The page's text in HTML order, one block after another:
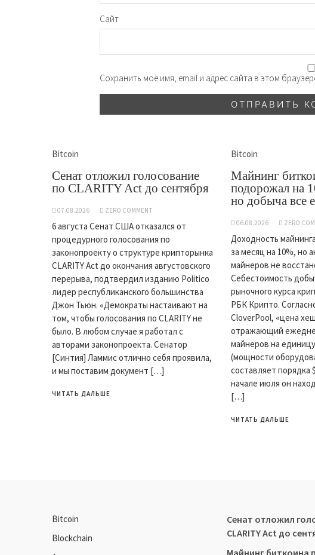
Сайт
Сохранить моё имя, email и адрес сайта в этом
Bitcoin
Сенат отложил голосование
по CLARITY Act до сентября
07.08.2026 ZERO COMMENT
6 августа Сенат США отказался от
процедурного голосования по
законопроекту о структуре крипторынка
CLARITY Act до окончания августовского
перерыва, подтвердил изданию Politico
лидер республиканского большинства
Джон Тьюн. «Демократы настаивают на
том, чтобы голосования по CLARITY не
было. В любом случае я работал с
авторами законопроекта. Сенатор
[Синтия] Ламмис отлично себя проявила,
и мы поставим документ […]
ЧИТАТЬ ДАЛЬШЕ
Bitcoin
Майнинг
подорожал на
но добыча все
06.08.2026 ZERO
Доходность
за месяц на 10%, но
майнеров не
Себестоимость
рыночного курса
РБК Крипто.
CloverPool, «цена
отражающий
майнеров на
(мощности
составляет порядка
начале июля он
[…]
ЧИТАТЬ ДАЛЬШЕ
Bitcoin
Blockchain
Сенат отложил
CLARITY Act до
Майнинг биткоина